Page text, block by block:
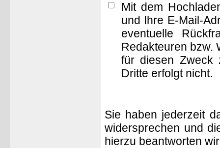
Mit dem
und Ihre E-Mail-
eventuelle
Redakteuren bzw.
für diesen Zweck
Dritte erfolgt nicht.
Sie haben jederzeit
widersprechen und
hierzu beantworten